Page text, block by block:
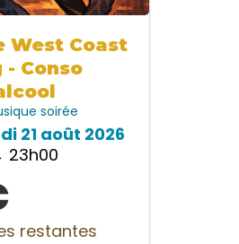
West Coast
- Conso
soirée
21 août 2026
23h00
restantes